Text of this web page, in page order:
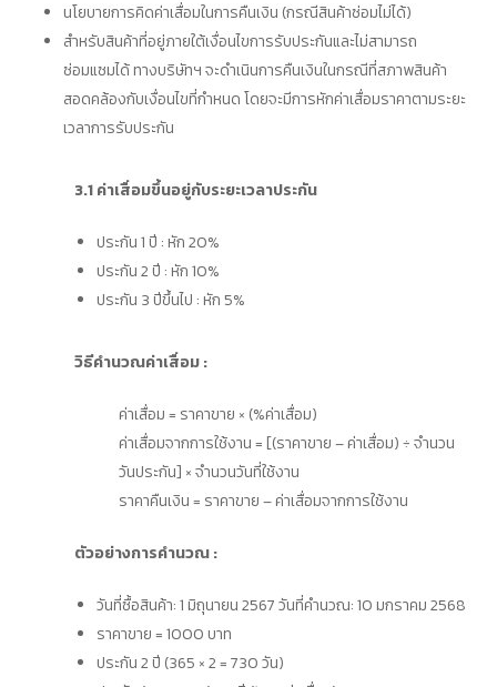
นโยบายการคิดค่าเสื่อมในการคืนเงิน (กรณีสินค้าซ่อมไม่ได้)
สำหรับสินค้าที่อยู่ภายใต้เงื่อนไขการรับประกันและไม่สามารถ
ซ่อมแซมได้ ทางบริษัทฯ จะดำเนินการคืนเงินในกรณีที่สภาพสินค้า
สอดคล้องกับเงื่อนไขที่กำหนด โดยจะมีการหักค่าเสื่อมราคาตามระยะ
เวลาการรับประกัน
3.1 ค่าเสื่อมขึ้นอยู่กับระยะเวลาประกัน
ประกัน 1 ปี : หัก 20%
ประกัน 2 ปี : หัก 10%
ประกัน 3 ปีขึ้นไป : หัก 5%
วิธีคำนวณค่าเสื่อม :
ค่าเสื่อม = ราคาขาย × (%ค่าเสื่อม)
ค่าเสื่อมจากการใช้งาน = [(ราคาขาย – ค่าเสื่อม) ÷ จำนวน
วันประกัน] × จำนวนวันที่ใช้งาน
ราคาคืนเงิน = ราคาขาย – ค่าเสื่อมจากการใช้งาน
ตัวอย่างการคำนวณ :
วันที่ซื้อสินค้า: 1 มิถุนายน 2567 วันที่คำนวณ: 10 มกราคม 2568
ราคาขาย = 1000 บาท
ประกัน 2 ปี (365 × 2 = 730 วัน)